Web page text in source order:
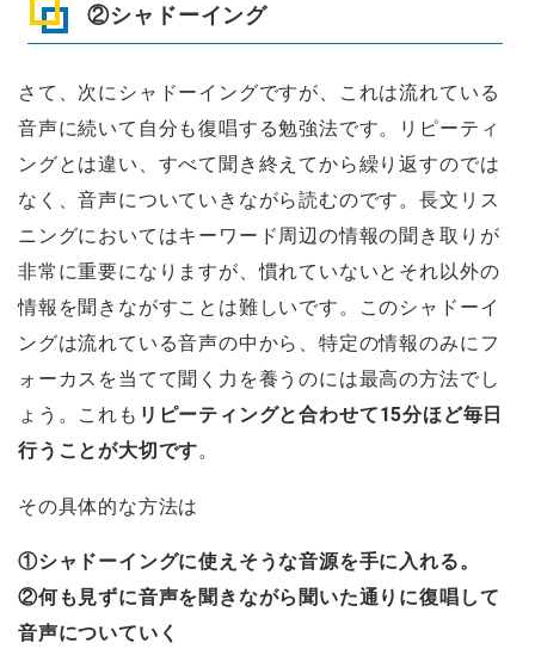
②シャドーイング
さて、次にシャドーイングですが、これは流れている
音声に続いて自分も復唱する勉強法です。リピーティ
ングとは違い、すべて聞き終えてから繰り返すのでは
なく、音声についていきながら読むのです。長文リス
ニングにおいてはキーワード周辺の情報の聞き取りが
非常に重要になりますが、慣れていないとそれ以外の
情報を聞きながすことは難しいです。このシャドーイ
ングは流れている音声の中から、特定の情報のみにフ
ォーカスを当てて聞く力を養うのには最高の方法でし
ょう。これも リピーティングと合わせて15分ほど毎日
行うことが大切です。
その具体的な方法は
①シャドーイングに使えそうな音源を手に入れる。
②何も見ずに音声を聞きながら聞いた通りに復唱して
音声についていく